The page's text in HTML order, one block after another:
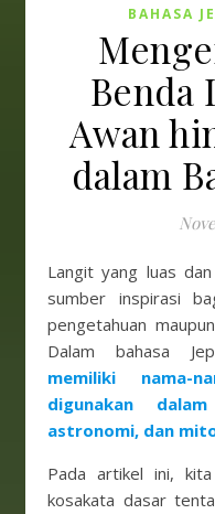
BAHASA
Benda
Awan
dalam
Langit yang luas dan penuh misteri selalu menjadi
sumber inspirasi
pengetahuan
Dalam bahasa
memiliki nama-
digunakan
astronomi, dan
Pada artikel ini,
kosakata dasar